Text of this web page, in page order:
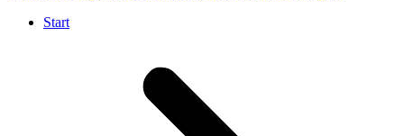
Start